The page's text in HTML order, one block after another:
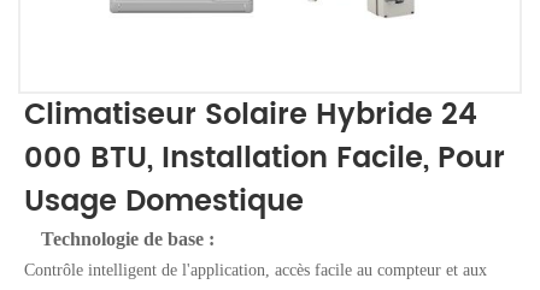
Climatiseur Solaire Hybride 24
000 BTU, Installation Facile, Pour
Usage Domestique
Technologie de base :
Contrôle intelligent de l'application, accès facile au compteur et aux